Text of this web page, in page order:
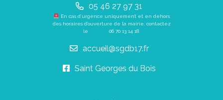
05 46 27 97 31
En cas d’urgence uniquement et en dehors
des horaires d’ouverture de la mairie, contactez
le 06 70 13 14 18.
accueil@sgdb17.fr
Saint Georges du Bois